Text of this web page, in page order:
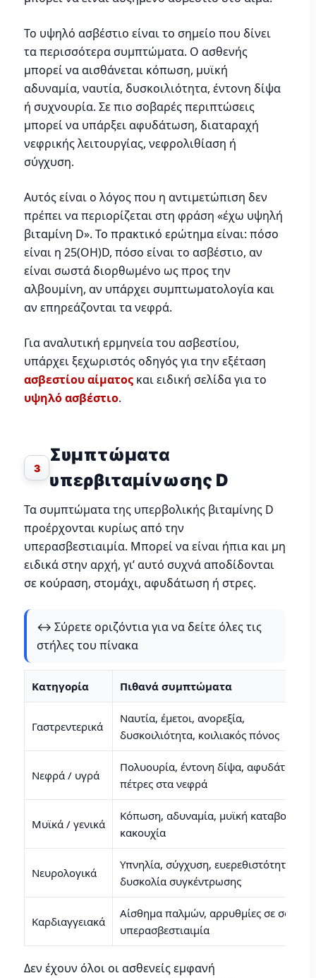
Το υψηλό ασβέστιο είναι το σημείο που δίνει
τα περισσότερα συμπτώματα. Ο ασθενής
μπορεί να αισθάνεται κόπωση, μυϊκή
αδυναμία, ναυτία, δυσκοιλιότητα, έντονη δίψα
ή συχνουρία. Σε πιο σοβαρές περιπτώσεις
μπορεί να υπάρξει αφυδάτωση, διαταραχή
νεφρικής λειτουργίας, νεφρολιθίαση ή
σύγχυση.
Αυτός είναι ο λόγος που η αντιμετώπιση δεν
πρέπει να περιορίζεται στη φράση «έχω υψηλή
βιταμίνη D». Το πρακτικό ερώτημα είναι: πόσο
είναι η 25(OH)D, πόσο είναι το ασβέστιο, αν
είναι σωστά διορθωμένο ως προς την
αλβουμίνη, αν υπάρχει συμπτωματολογία και
αν επηρεάζονται τα νεφρά.
Για αναλυτική ερμηνεία του ασβεστίου,
υπάρχει ξεχωριστός οδηγός για την εξέταση
ασβεστίου αίματος και ειδική σελίδα για το
υψηλό ασβέστιο.
3
Συμπτώματα
υπερβιταμίνωσης D
Τα συμπτώματα της υπερβολικής βιταμίνης D
προέρχονται κυρίως από την
υπερασβεστιαιμία. Μπορεί να είναι ήπια και μη
ειδικά στην αρχή, γι’ αυτό συχνά αποδίδονται
σε κούραση, στομάχι, αφυδάτωση ή στρες.
↔️ Σύρετε οριζόντια για να δείτε όλες τις
στήλες του πίνακα
Κατηγορία Πιθανά συμπτώματα
Γαστρεντερικά
Ναυτία, έμετοι, ανορεξία,
δυσκοιλιότητα, κοιλιακός πόνος
Νεφρά / υγρά
Πολυουρία, έντονη δίψα, αφυδάτωση,
πέτρες στα νεφρά
Μυϊκά / γενικά
Κόπωση, αδυναμία, μυϊκή καταβολή,
κακουχία
Νευρολογικά
Υπνηλία, σύγχυση, ευερεθιστότητα,
δυσκολία συγκέντρωσης
Καρδιαγγειακά
Αίσθημα παλμών, αρρυθμίες σε σοβαρή
υπερασβεστιαιμία
Δεν έχουν όλοι οι ασθενείς εμφανή